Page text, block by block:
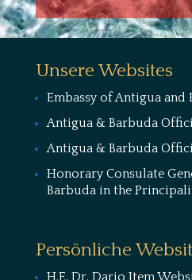
Unsere Websites
Embassy of Antigua and
Antigua & Barbuda
Antigua & Barbuda
Honorary Consulate
Barbuda in the
Persönliche
H.E. Dr. Dario Item